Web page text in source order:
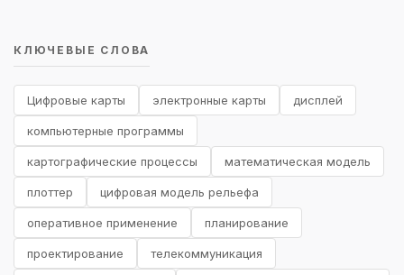
КЛЮЧЕВЫЕ СЛОВА
Цифровые карты электронные карты дисплей
компьютерные программы
картографические процессы математическая модель
плоттер цифровая модель рельефа
оперативное применение планирование
проектирование телекоммуникация